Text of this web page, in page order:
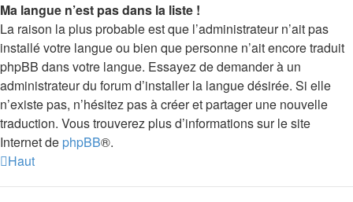
Ma langue n’est pas dans la liste !
La raison la plus probable est que l’administrateur n’ait pas
installé votre langue ou bien que personne n’ait encore traduit
phpBB dans votre langue. Essayez de demander à un
administrateur du forum d’installer la langue désirée. Si elle
n’existe pas, n’hésitez pas à créer et partager une nouvelle
traduction. Vous trouverez plus d’informations sur le site
Internet de phpBB®.
Haut